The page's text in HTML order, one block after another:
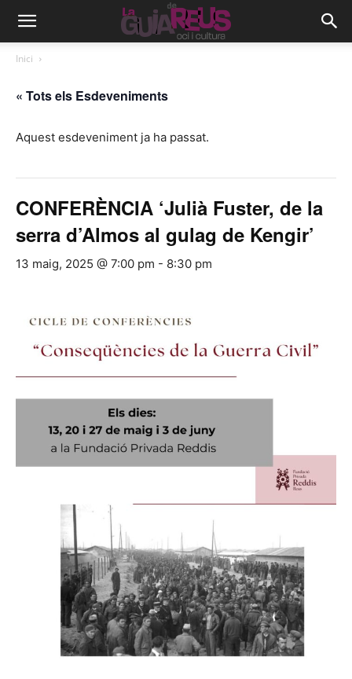
Inici
« Tots els Esdeveniments
Aquest esdeveniment ja ha passat.
CONFERÈNCIA ‘Julià Fuster, de la
serra d’Almos al gulag de Kengir’
13 maig, 2025 @ 7:00 pm - 8:30 pm